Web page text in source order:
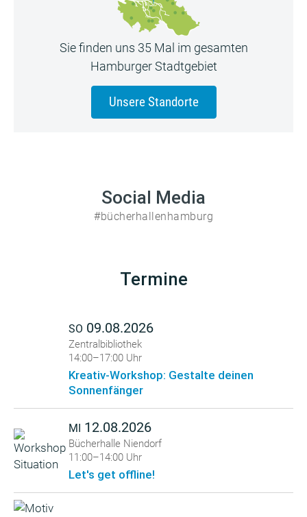
Sie finden uns 35 Mal im gesamten
Hamburger Stadtgebiet
Unsere Standorte
Social Media
#bücherhallenhamburg
Termine
SO 09.08.2026
Zentralbibliothek
14:00–17:00 Uhr
Kreativ-Workshop: Gestalte deinen
Sonnenfänger
MI 12.08.2026
Bücherhalle Niendorf
11:00–14:00 Uhr
Let's get offline!